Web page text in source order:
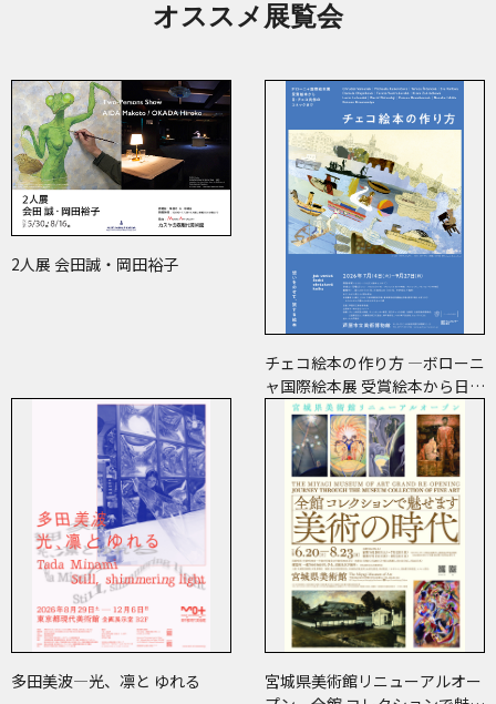
オススメ展覧会
2人展 会田誠・岡田裕子
チェコ絵本の作り方 ―ボローニ
ャ国際絵本展 受賞絵本から日･
チェコ共作のコミックまで―
多田美波―光、凛と ゆれる
宮城県美術館リニューアルオー